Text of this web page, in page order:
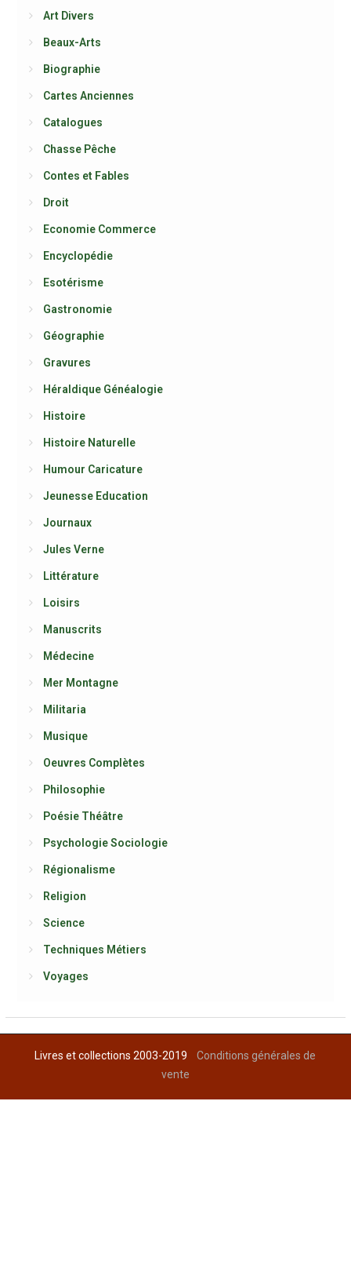
Art Divers
Beaux-Arts
Biographie
Cartes Anciennes
Catalogues
Chasse Pêche
Contes et Fables
Droit
Economie Commerce
Encyclopédie
Esotérisme
Gastronomie
Géographie
Gravures
Héraldique Généalogie
Histoire
Histoire Naturelle
Humour Caricature
Jeunesse Education
Journaux
Jules Verne
Littérature
Loisirs
Manuscrits
Médecine
Mer Montagne
Militaria
Musique
Oeuvres Complètes
Philosophie
Poésie Théâtre
Psychologie Sociologie
Régionalisme
Religion
Science
Techniques Métiers
Voyages
Livres et collections 2003-2019Conditions générales de
vente